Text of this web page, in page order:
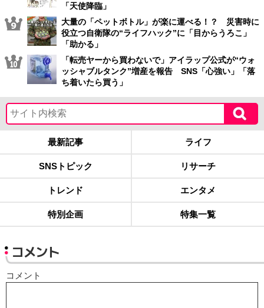
「天使降臨」
大量の「ペットボトル」が楽に運べる！？ 災害時に
役立つ自衛隊の“ライフハック”に「目からうろこ」
「助かる」
「転売ヤーから買わないで」アイラップ公式が“ウォ
ッシャブルタンク”増産を報告 SNS「心強い」「落
ち着いたら買う」
最新記事 ライフ
SNSトピック リサーチ
トレンド エンタメ
特別企画 特集一覧
コメント
コメント